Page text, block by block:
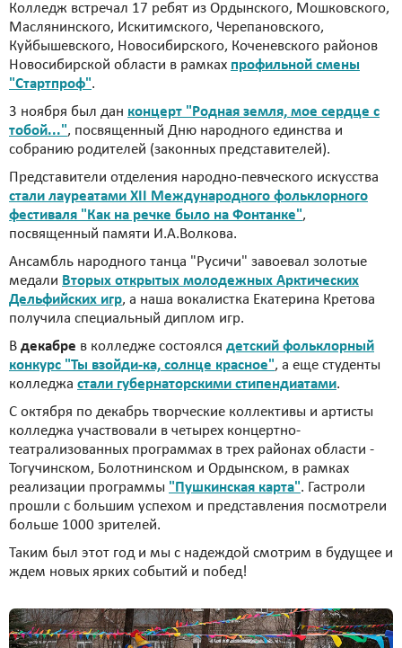
Колледж встречал 17 ребят из Ордынского, Мошковского,
Маслянинского, Искитимского, Черепановского,
Куйбышевского, Новосибирского, Коченевского районов
Новосибирской области в рамках профильной смены
"Стартпроф".
3 ноября был дан концерт "Родная земля, мое сердце с
тобой...", посвященный Дню народного единства и
собранию родителей (законных представителей).
Представители отделения народно-певческого искусства
стали лауреатами XII Международного фольклорного
фестиваля "Как на речке было на Фонтанке",
посвященный памяти И.А.Волкова.
Ансамбль народного танца "Русичи" завоевал золотые
медали Вторых открытых молодежных Арктических
Дельфийских игр, а наша вокалистка Екатерина Кретова
получила специальный диплом игр.
В декабре в колледже состоялся детский фольклорный
конкурс "Ты взойди-ка, солнце красное", а еще студенты
колледжа стали губернаторскими стипендиатами.
С октября по декабрь творческие коллективы и артисты
колледжа участвовали в четырех концертно-
театрализованных программах в трех районах области -
Тогучинском, Болотнинском и Ордынском, в рамках
реализации программы "Пушкинская карта". Гастроли
прошли с большим успехом и представления посмотрели
больше 1000 зрителей.
Таким был этот год и мы с надеждой смотрим в будущее и
ждем новых ярких событий и побед!